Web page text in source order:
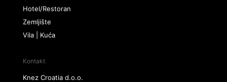
Hotel/Restoran
Zemljište
Vila | Kuća
Kontakt
Knez Croatia d.o.o.